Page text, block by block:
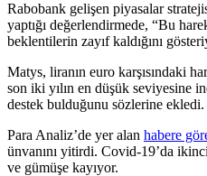
Rabobank gelişen piyasalar
yaptığı değerlendirmede, “Bu
beklentilerin zayıf kaldığını
Matys, liranın euro karşısındaki
son iki yılın en düşük seviyesine
destek bulduğunu sözlerine ekledi.
Para Analiz’de yer alan habere
ünvanını yitirdi. Covid-19’da
ve gümüşe kayıyor.